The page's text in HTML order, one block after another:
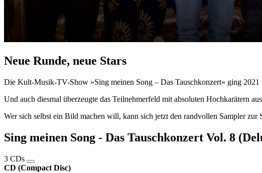
Neue Runde, neue Stars
Die Kult-Musik-TV-Show »Sing meinen Song – Das Tauschkonzert« ging 2021
Und auch diesmal überzeugte das Teilnehmerfeld mit absoluten Hochkarätern
Wer sich selbst ein Bild machen will, kann sich jetzt den randvollen Sampler
Sing meinen Song - Das Tauschkonzert Vol. 8
3 CDs
CD (Compact Disc)